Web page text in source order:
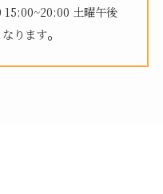
土曜午後
ります。